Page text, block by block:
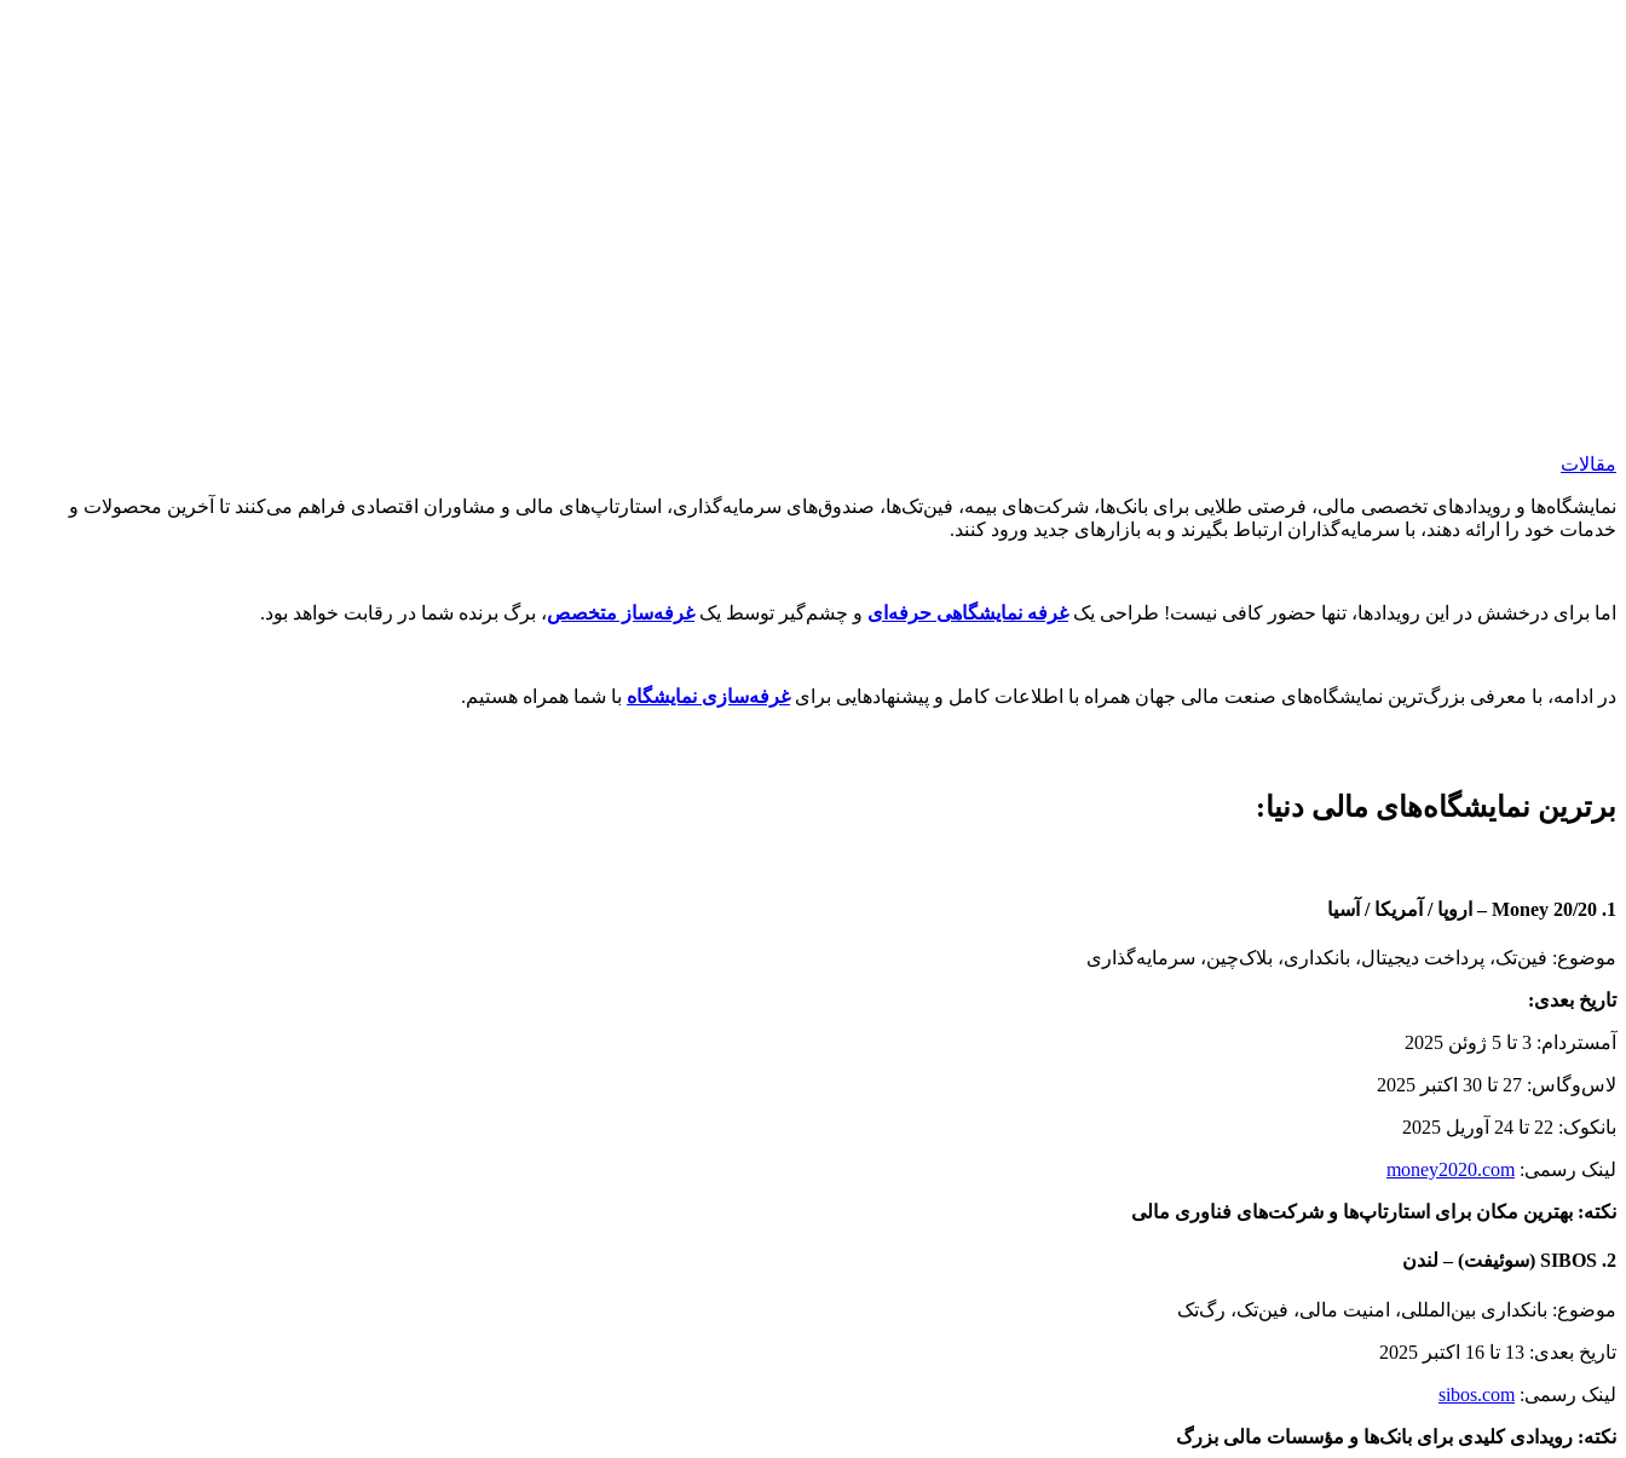
مقالات
نمایشگاه‌ها و رویدادهای تخصصی مالی، فرصتی طلایی برای بانک‌ها، شرکت‌های بیمه، فین‌تک‌ها، صندوق‌های سرمایه‌گذاری، استارتاپ‌های مالی و مشاوران اقتصادی فراهم می‌کنند تا آخرین محصولات و
خدمات خود را ارائه دهند، با سرمایه‌گذاران ارتباط بگیرند و به بازارهای جدید ورود کنند.
اما برای درخشش در این رویدادها، تنها حضور کافی نیست! طراحی یک غرفه نمایشگاهی حرفه‌ای و چشم‌گیر توسط یکغرفه‌ساز متخصص، برگ برنده شما در رقابت خواهد بود.
در ادامه، با معرفی بزرگ‌ترین نمایشگاه‌های صنعت مالی جهان همراه با اطلاعات کامل و پیشنهادهایی برایغرفه‌سازی نمایشگاه با شما همراه هستیم.
برترین نمایشگاه‌های مالی دنیا:
1. Money 20/20 – اروپا / آمریکا / آسیا
موضوع: فین‌تک، پرداخت دیجیتال، بانکداری، بلاک‌چین، سرمایه‌گذاری
تاریخ بعدی:
آمستردام: 3 تا 5 ژوئن 2025
لاس‌وگاس: 27 تا 30 اکتبر 2025
بانکوک: 22 تا 24 آوریل 2025
لینک رسمی: money2020.com
نکته: بهترین مکان برای استارتاپ‌ها و شرکت‌های فناوری مالی
2. SIBOS (سوئیفت) – لندن
موضوع: بانکداری بین‌المللی، امنیت مالی، فین‌تک، رگ‌تک
تاریخ بعدی: 13 تا 16 اکتبر 2025
لینک رسمی: sibos.com
نکته: رویدادی کلیدی برای بانک‌ها و مؤسسات مالی بزرگ